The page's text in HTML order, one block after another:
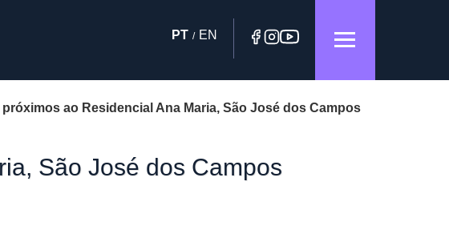
PT / EN
próximos ao Residencial Ana Maria, São José dos Campos
São José dos Campos